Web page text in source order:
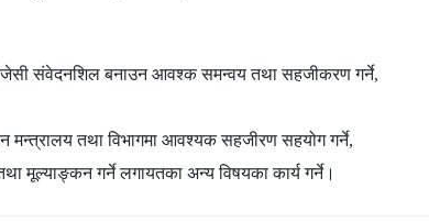
जेसी संवेदनशिल बनाउन आवश्क समन्वय तथा सहजीकरण गर्ने,
मन्त्रालय तथा विभागमा आवश्यक सहजीरण सहयोग गर्ने,
मूल्याङ्कन गर्ने लगायतका अन्य विषयका कार्य गर्ने।